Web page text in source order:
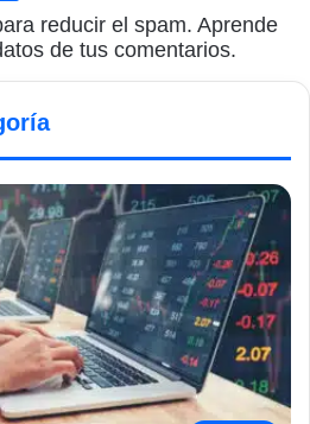
reducir el spam. Aprende
de tus comentarios.